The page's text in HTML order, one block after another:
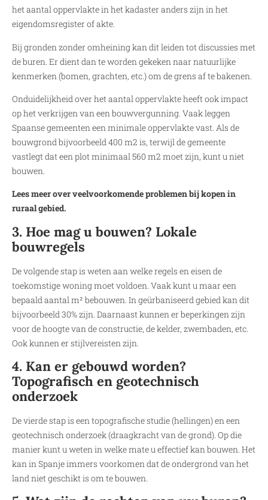
het aantal oppervlakte in het kadaster anders zijn in het
eigendomsregister of akte.
Bij gronden zonder omheining kan dit leiden tot discussies met
de buren. Er dient dan te worden gekeken naar natuurlijke
kenmerken (bomen, grachten, etc.) om de grens af te bakenen.
Onduidelijkheid over het aantal oppervlakte heeft ook impact
op het verkrijgen van een bouwvergunning. Vaak leggen
Spaanse gemeenten een minimale oppervlakte vast. Als de
bouwgrond bijvoorbeeld 400 m2 is, terwijl de gemeente
vastlegt dat een plot minimaal 560 m2 moet zijn, kunt u niet
bouwen.
Lees meer over veelvoorkomende problemen bij kopen in
ruraal gebied.
3. Hoe mag u bouwen? Lokale
bouwregels
De volgende stap is weten aan welke regels en eisen de
toekomstige woning moet voldoen. Vaak kunt u maar een
bepaald aantal m² bebouwen. In geürbaniseerd gebied kan dit
bijvoorbeeld 30% zijn. Daarnaast kunnen er beperkingen zijn
voor de hoogte van de constructie, de kelder, zwembaden, etc.
Ook kunnen er stijlvereisten zijn.
4. Kan er gebouwd worden?
Topografisch en geotechnisch
onderzoek
De vierde stap is een topografische studie (hellingen) en een
geotechnisch onderzoek (draagkracht van de grond). Op die
manier kunt u weten in welke mate u effectief kan bouwen. Het
kan in Spanje immers voorkomen dat de ondergrond van het
land niet geschikt is om te bouwen.